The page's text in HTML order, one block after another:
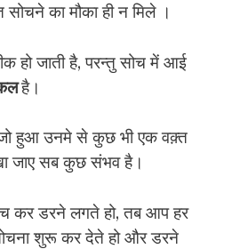
का मौका ही न मिले ।
हो जाती है, परन्तु सोच में आई
है।
हुआ उनमे से कुछ भी एक वक़्त
जाए सब कुछ संभव है।
कर डरने लगते हो, तब आप हर
शुरू कर देते हो और डरने